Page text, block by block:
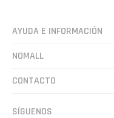
AYUDA E INFORMACIÓN
Despachos
NOMALL
Somos
CONTACTO
SÍGUENOS